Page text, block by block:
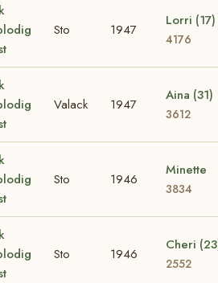
Sto 1947
Lorri (17)
4176
Valack 1947
Aina (31)
3612
Sto 1946
Minette
3834
Sto 1946
Cheri
2552